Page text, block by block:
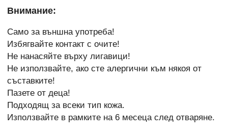
Внимание:
Само за външна употреба!
Избягвайте контакт с очите!
Не нанасяйте върху лигавици!
Не използвайте, ако сте алергични към някоя от
съставките!
Пазете от деца!
Подходящ за всеки тип кожа.
Използвайте в рамките на 6 месеца след отваряне.